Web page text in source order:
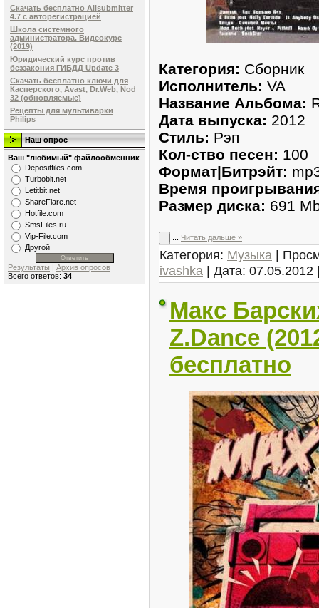
Скачать бесплатно Allsubmitter
4.7 с авторегистрацией
Школа системного
администратора. Видеокурс
(2019)
Юридический курс против
беззакония ГИБДД Update 3
Скачать бесплатно ключи для
Касперского, Avast, Dr.Web, Nod
32 (обновляемые)
Рецепты для мультиварки
Philips
Наш опрос
Ваш "любимый" файлообменник
Dеpоsitfilеs.com
Turbobit.net
Letitbit.net
ShareFlare.net
Hotfile.com
SmsFiles.ru
Vip-File.com
Другой
Результаты | Архив опросов
Всего ответов: 34
Категория: Сборник
Исполнитель: VA
Название Альбома:
Дата выпуска: 2012
Стиль: Рэп
Кол-ство песен: 100
Формат|Битрэйт:
Время
Размер диска: 691
Читать дальше »
Категория: Музыка |
ivashka | Дата: 07.05.2012
Макс
Z.Dance
бесплатно